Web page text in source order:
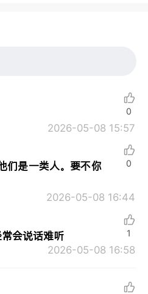
2026-05-08 15:57
0
们是一类人。要不你
2026-05-08 16:44
0
会说话难听
2026-05-08 16:58
1